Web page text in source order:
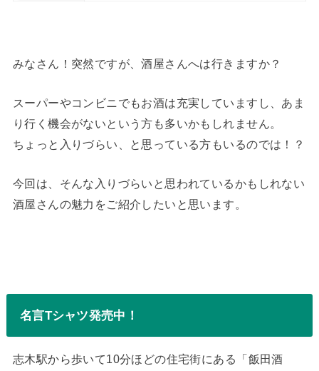
みなさん！突然ですが、酒屋さんへは行きますか？
スーパーやコンビニでもお酒は充実していますし、あま
り行く機会がないという方も多いかもしれません。
ちょっと入りづらい、と思っている方もいるのでは！？
今回は、そんな入りづらいと思われているかもしれない
酒屋さんの魅力をご紹介したいと思います。
名言Tシャツ発売中！
志木駅から歩いて10分ほどの住宅街にある「飯田酒